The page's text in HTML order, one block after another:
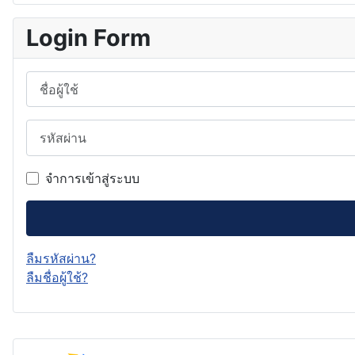
Login Form
ชื่อผู้ใช้
รหัสผ่าน
จำการเข้าสู่ระบบ
ลืมรหัสผ่าน?
ลืมชื่อผู้ใช้?